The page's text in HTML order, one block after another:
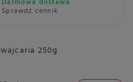
Darmowa dostawa
Sprawdź cennik
250g